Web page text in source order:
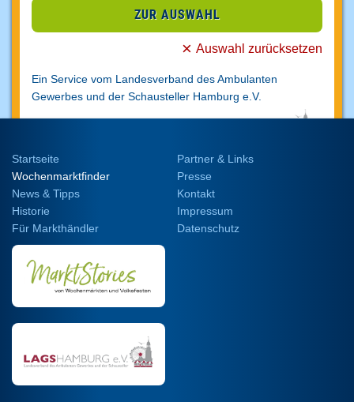
ZUR AUSWAHL
Auswahl zurücksetzen
Ein Service vom Landesverband des Ambulanten
Gewerbes und der Schausteller Hamburg e.V.
Startseite
Wochenmarktfinder
News & Tipps
Historie
Für Markthändler
Partner & Links
Presse
Kontakt
Impressum
Datenschutz